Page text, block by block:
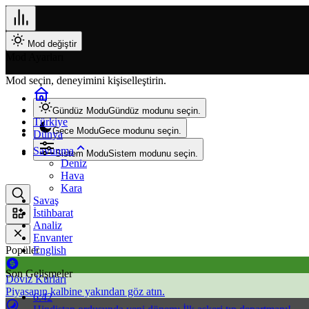
Mod değiştir
Mod seçin, deneyimini kişiselleştirin.
Gündüz ModuGündüz modunu seçin.
Gece ModuGece modunu seçin.
Sistem ModuSistem modunu seçin.
Popüler
Döviz Kurları
Piyasanın kalbine yakından göz atın.
Türkiye
Dünya
Savunma
Deniz
Hava
Kara
Savaş
İstihbarat
Analiz
Envanter
English
Son Gelişmeler
6:42